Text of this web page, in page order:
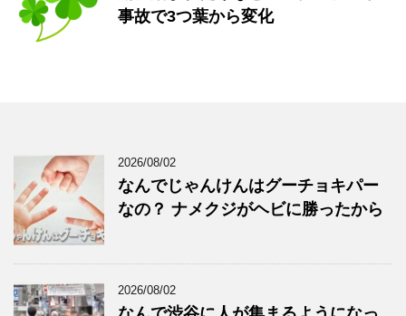
事故で3つ葉から変化
2026/08/02
なんでじゃんけんはグーチョキパー
なの？ ナメクジがヘビに勝ったから
2026/08/02